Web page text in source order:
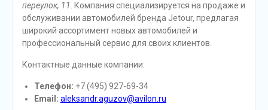
переулок, 11. Компания специализируется на продаже и
обслуживании автомобилей бренда Jetour, предлагая
широкий ассортимент новых автомобилей и
профессиональный сервис для своих клиентов.
Контактные данные компании:
Телефон: +7 (495) 927-69-34
Email: aleksandr.aguzov@avilon.ru